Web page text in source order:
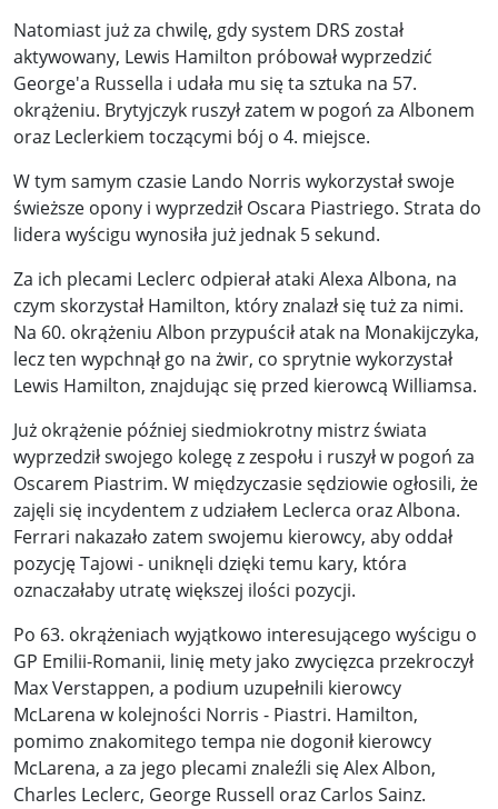
Natomiast już za chwilę, gdy system DRS został
aktywowany, Lewis Hamilton próbował wyprzedzić
George'a Russella i udała mu się ta sztuka na 57.
okrążeniu. Brytyjczyk ruszył zatem w pogoń za Albonem
oraz Leclerkiem toczącymi bój o 4. miejsce.
W tym samym czasie Lando Norris wykorzystał swoje
świeższe opony i wyprzedził Oscara Piastriego. Strata do
lidera wyścigu wynosiła już jednak 5 sekund.
Za ich plecami Leclerc odpierał ataki Alexa Albona, na
czym skorzystał Hamilton, który znalazł się tuż za nimi.
Na 60. okrążeniu Albon przypuścił atak na Monakijczyka,
lecz ten wypchnął go na żwir, co sprytnie wykorzystał
Lewis Hamilton, znajdując się przed kierowcą Williamsa.
Już okrążenie później siedmiokrotny mistrz świata
wyprzedził swojego kolegę z zespołu i ruszył w pogoń za
Oscarem Piastrim. W międzyczasie sędziowie ogłosili, że
zajęli się incydentem z udziałem Leclerca oraz Albona.
Ferrari nakazało zatem swojemu kierowcy, aby oddał
pozycję Tajowi - uniknęli dzięki temu kary, która
oznaczałaby utratę większej ilości pozycji.
Po 63. okrążeniach wyjątkowo interesującego wyścigu o
GP Emilii-Romanii, linię mety jako zwycięzca przekroczył
Max Verstappen, a podium uzupełnili kierowcy
McLarena w kolejności Norris - Piastri. Hamilton,
pomimo znakomitego tempa nie dogonił kierowcy
McLarena, a za jego plecami znaleźli się Alex Albon,
Charles Leclerc, George Russell oraz Carlos Sainz.